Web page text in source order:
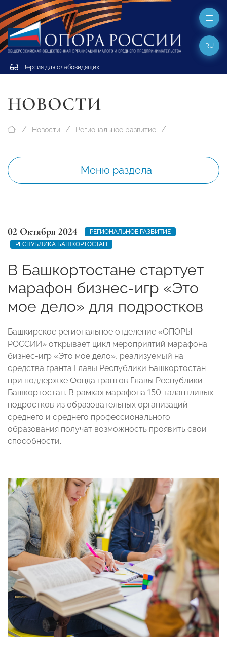
Версия для слабовидящих
RU
НОВОСТИ
Новости Региональное развитие
Меню раздела
02 Октября 2024
РЕГИОНАЛЬНОЕ РАЗВИТИЕ
РЕСПУБЛИКА БАШКОРТОСТАН
В Башкортостане стартует
марафон бизнес-игр «Это
мое дело» для подростков
Башкирское региональное отделение «ОПОРЫ
РОССИИ» открывает цикл мероприятий марафона
бизнес-игр «Это мое дело», реализуемый на
средства гранта Главы Республики Башкортостан
при поддержке Фонда грантов Главы Республики
Башкортостан. В рамках марафона 150 талантливых
подростков из образовательных организаций
среднего и среднего профессионального
образования получат возможность проявить свои
способности.